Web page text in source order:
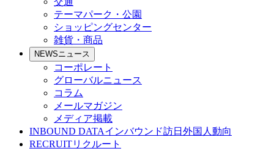
テーマパーク・公園
ショッピングセンター
雑貨・商品
NEWSニュース
コーポレート
グローバルニュース
コラム
メールマガジン
メディア掲載
INBOUND DATAインバウンド訪日外国人動向
RECRUITリクルート